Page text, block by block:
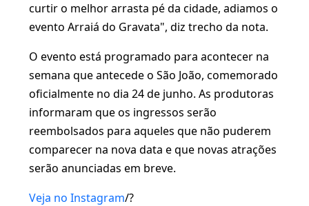
curtir o melhor arrasta pé da cidade, adiamos o
evento Arraiá do Gravata", diz trecho da nota.
O evento está programado para acontecer na
semana que antecede o São João, comemorado
oficialmente no dia 24 de junho. As produtoras
informaram que os ingressos serão
reembolsados para aqueles que não puderem
comparecer na nova data e que novas atrações
serão anunciadas em breve.
Veja no Instagram/?